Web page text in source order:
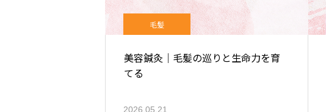
毛髪
美容鍼灸｜毛髪の巡りと生命力を育
てる
2026.05.21